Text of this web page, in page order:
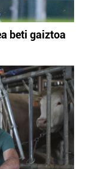
beti gaiztoa